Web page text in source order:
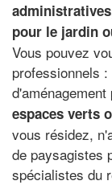
pour le jardin
Vous pouvez
professionnels
d'aménagement
espaces verts
vous résidez,
de paysagistes
spécialistes du